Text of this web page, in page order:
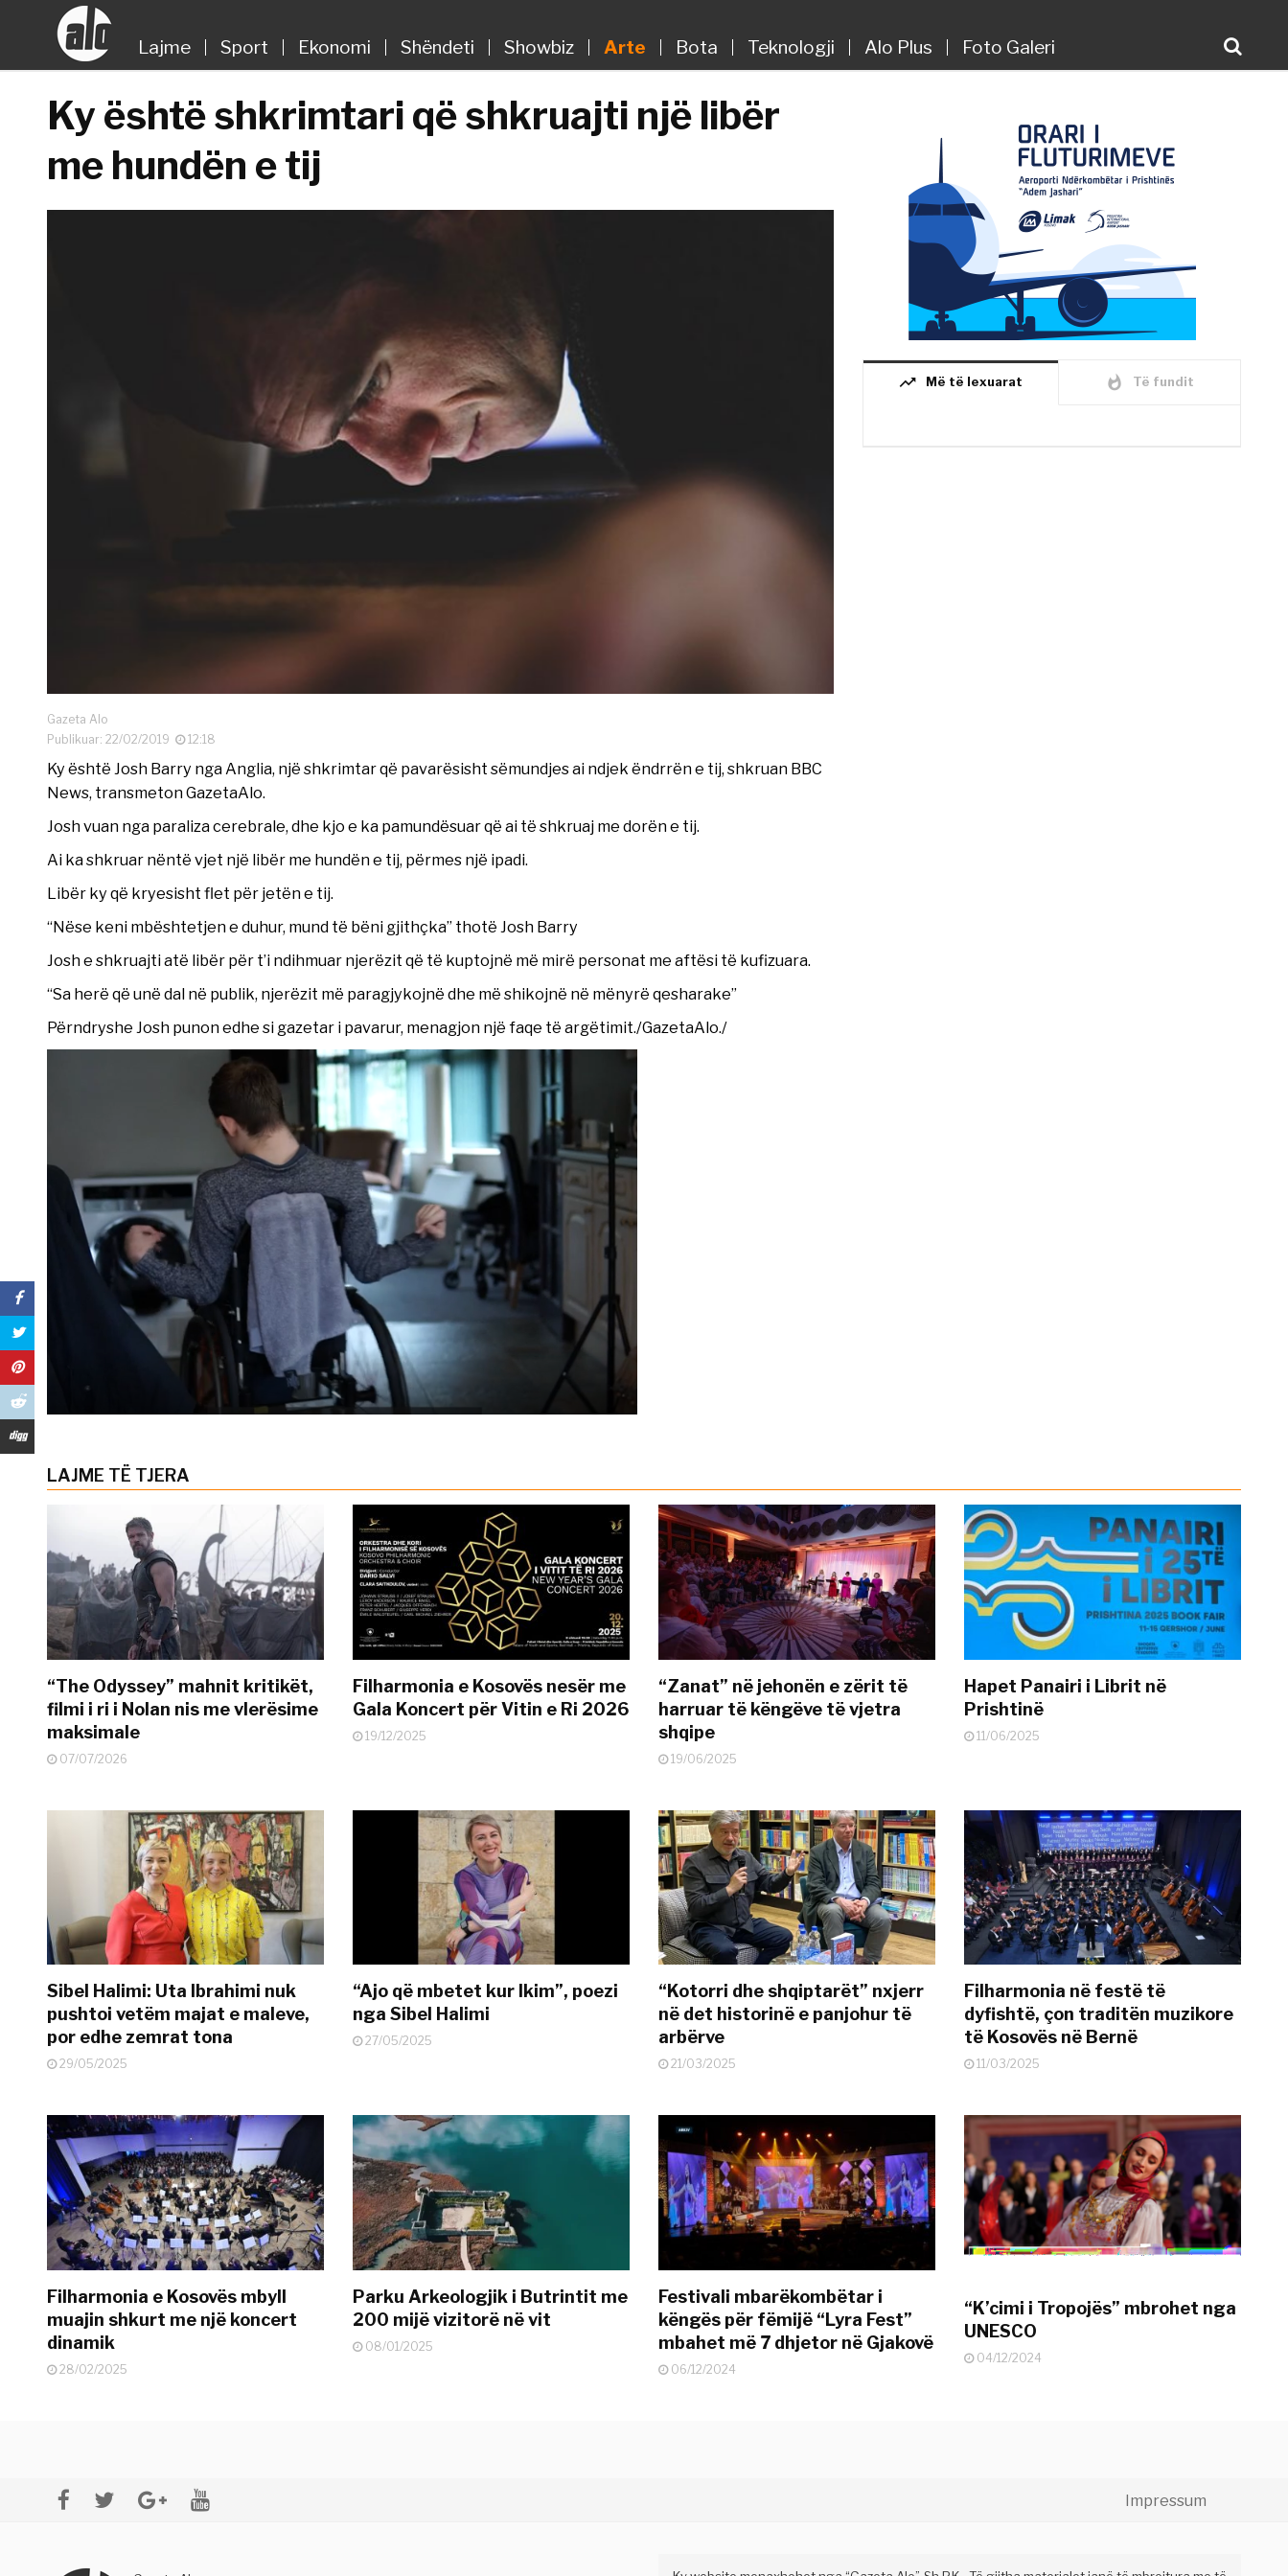
Lajme Sport Ekonomi Shëndeti Showbiz Arte Bota Teknologji Alo Plus Foto Galeri
Ky është shkrimtari që shkruajti një libër
me hundën e tij
Gazeta Alo
Publikuar: 22/02/2019
12:18
Ky është Josh Barry nga Anglia, një shkrimtar që pavarësisht sëmundjes ai ndjek ëndrrën e tij, shkruan BBC
News, transmeton GazetaAlo.
Josh vuan nga paraliza cerebrale, dhe kjo e ka pamundësuar që ai të shkruaj me dorën e tij.
Ai ka shkruar nëntë vjet një libër me hundën e tij, përmes një ipadi.
Libër ky që kryesisht flet për jetën e tij.
“Nëse keni mbështetjen e duhur, mund të bëni gjithçka” thotë Josh Barry
Josh e shkruajti atë libër për t’i ndihmuar njerëzit që të kuptojnë më mirë personat me aftësi të kufizuara.
“Sa herë që unë dal në publik, njerëzit më paragjykojnë dhe më shikojnë në mënyrë qesharake”
Përndryshe Josh punon edhe si gazetar i pavarur, menagjon një faqe të argëtimit./GazetaAlo./
trending_up Më të lexuarat whatshot Të fundit
LAJME TË TJERA
“The Odyssey” mahnit kritikët,
filmi i ri i Nolan nis me vlerësime
maksimale
07/07/2026
Filharmonia e Kosovës nesër me
Gala Koncert për Vitin e Ri 2026
19/12/2025
“Zanat” në jehonën e zërit të
harruar të këngëve të vjetra
shqipe
19/06/2025
Hapet Panairi i Librit në
Prishtinë
11/06/2025
Sibel Halimi: Uta Ibrahimi nuk
pushtoi vetëm majat e maleve,
por edhe zemrat tona
29/05/2025
“Ajo që mbetet kur Ikim”, poezi
nga Sibel Halimi
27/05/2025
“Kotorri dhe shqiptarët” nxjerr
në det historinë e panjohur të
arbërve
21/03/2025
Filharmonia në festë të
dyfishtë, çon traditën muzikore
të Kosovës në Bernë
11/03/2025
Filharmonia e Kosovës mbyll
muajin shkurt me një koncert
dinamik
28/02/2025
Parku Arkeologjik i Butrintit me
200 mijë vizitorë në vit
08/01/2025
Festivali mbarëkombëtar i
këngës për fëmijë “Lyra Fest”
mbahet më 7 dhjetor në Gjakovë
06/12/2024
“K’cimi i Tropojës” mbrohet nga
UNESCO
04/12/2024
Impressum